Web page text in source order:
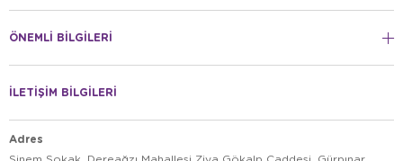
ÖNEMLİ BİLGİLERİ
İLETİŞİM BİLGİLERİ
Adres